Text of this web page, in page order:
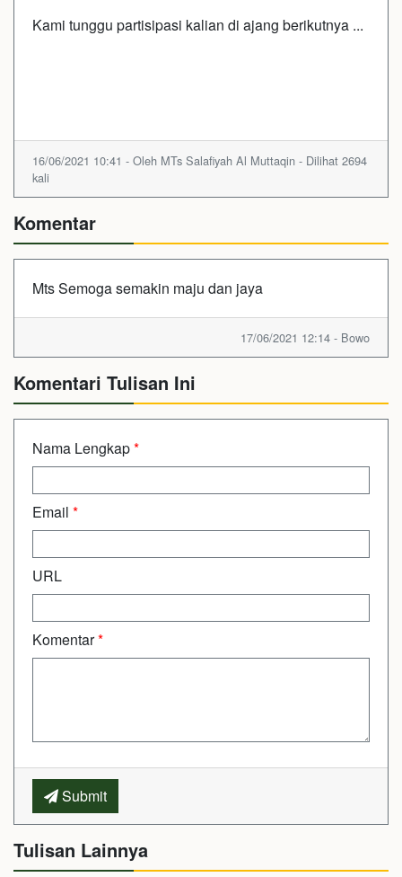
Kami tunggu partisipasi kalian di ajang berikutnya ...
16/06/2021 10:41 - Oleh MTs Salafiyah Al Muttaqin - Dilihat 2694
kali
Komentar
Mts Semoga semakin maju dan jaya
17/06/2021 12:14 - Bowo
Komentari Tulisan Ini
Nama Lengkap*
Email *
URL
Komentar*
Submit
Tulisan Lainnya